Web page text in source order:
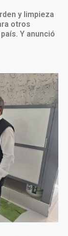
y limpieza
otros
Y anunció